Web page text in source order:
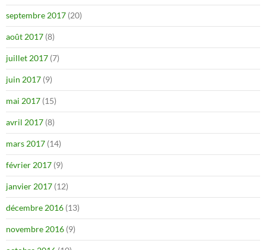
septembre 2017 (20)
août 2017 (8)
juillet 2017 (7)
juin 2017 (9)
mai 2017 (15)
avril 2017 (8)
mars 2017 (14)
février 2017 (9)
janvier 2017 (12)
décembre 2016 (13)
novembre 2016 (9)